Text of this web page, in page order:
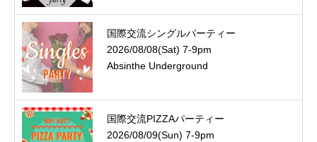
国際交流シングルパーティー
2026/08/08(Sat) 7-9pm
Absinthe Underground
国際交流PIZZAパーティー
2026/08/09(Sun) 7-9pm